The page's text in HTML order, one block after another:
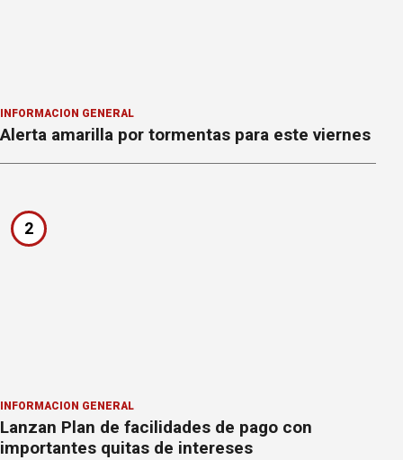
INFORMACION GENERAL
Alerta amarilla por tormentas para este viernes
2
INFORMACION GENERAL
Lanzan Plan de facilidades de pago con
importantes quitas de intereses